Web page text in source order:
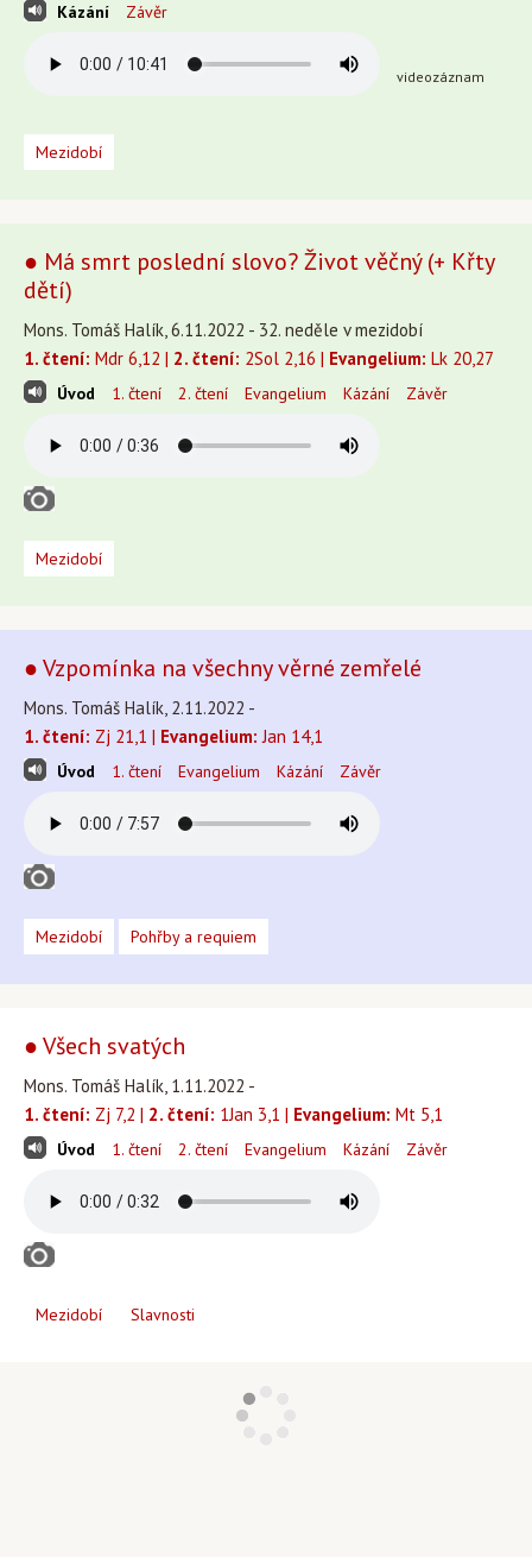
Kázání Závěr
videozáznam
Mezidobí
● Má smrt poslední slovo? Život věčný (+ Křty
dětí)
Mons. Tomáš Halík, 6.11.2022 - 32. neděle v mezidobí
1. čtení: Mdr 6,12 | 2. čtení: 2Sol 2,16 | Evangelium: Lk 20,27
Úvod 1. čtení 2. čtení Evangelium Kázání Závěr
Mezidobí
● Vzpomínka na všechny věrné zemřelé
Mons. Tomáš Halík, 2.11.2022 -
1. čtení: Zj 21,1 | Evangelium: Jan 14,1
Úvod 1. čtení Evangelium Kázání Závěr
Mezidobí Pohřby a requiem
● Všech svatých
Mons. Tomáš Halík, 1.11.2022 -
1. čtení: Zj 7,2 | 2. čtení: 1Jan 3,1 | Evangelium: Mt 5,1
Úvod 1. čtení 2. čtení Evangelium Kázání Závěr
Mezidobí Slavnosti